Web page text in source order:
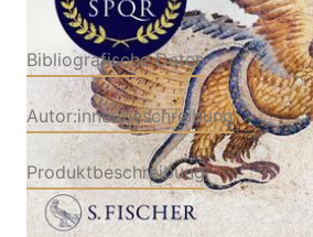
Bibliografische Daten
Autor:innenbeschreibung
Produktbeschreibung
Nach ihrem Bestseller »SPQR«